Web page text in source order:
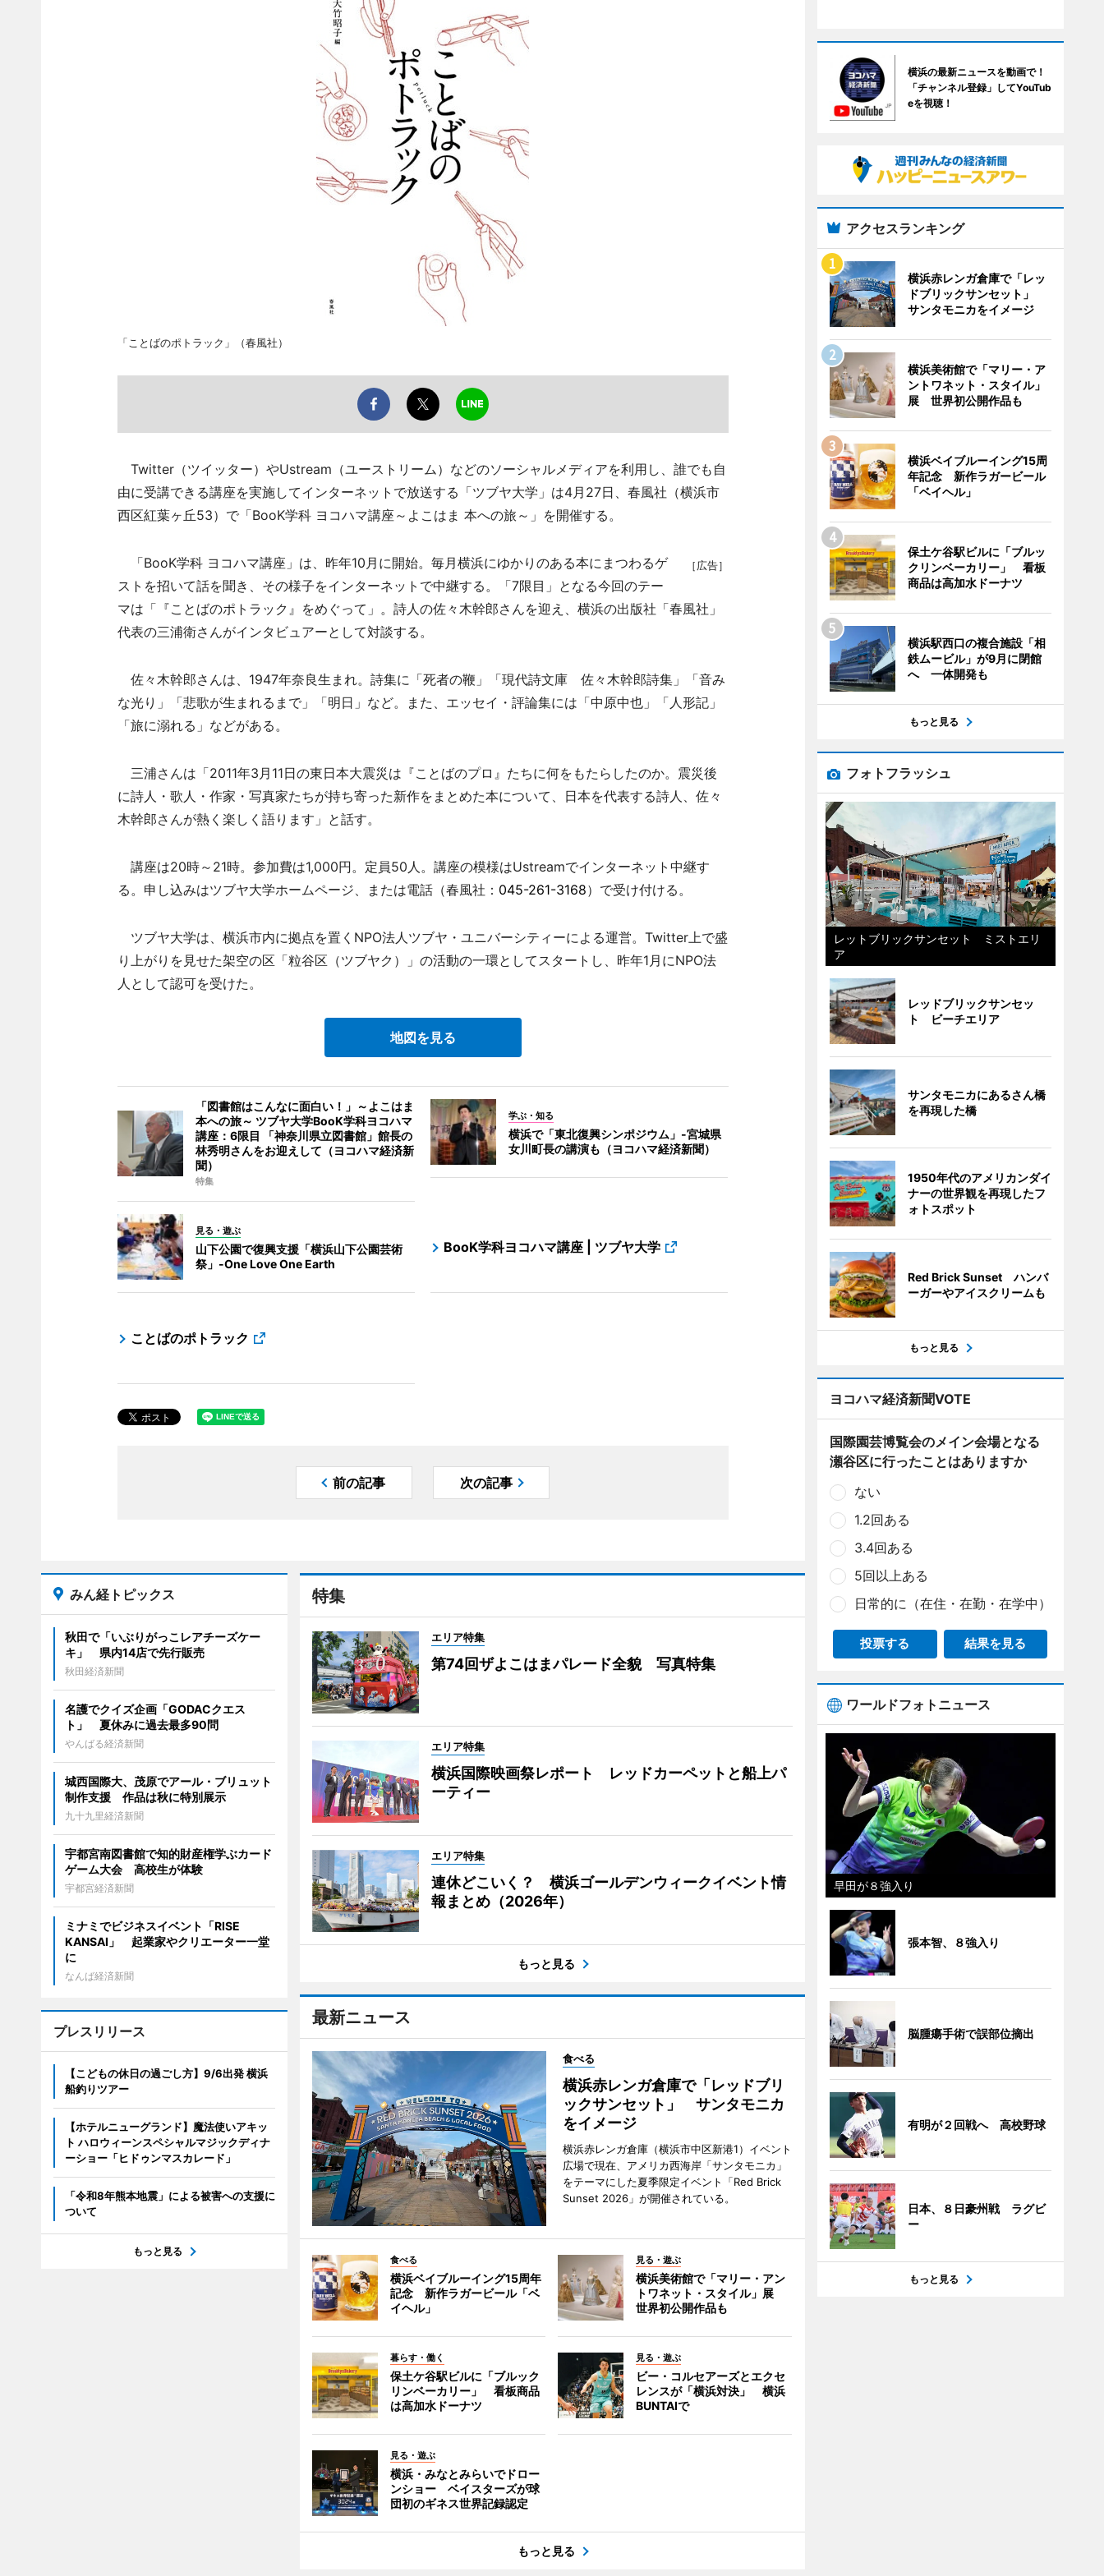
「ことばのポトラック」（春風社）
Twitter（ツイッター）やUstream（ユーストリーム）などのソーシャルメディアを利用し、誰でも自
由に受講できる講座を実施してインターネットで放送する「ツブヤ大学」は4月27日、春風社（横浜市
西区紅葉ヶ丘53）で「BooK学科 ヨコハマ講座～よこはま 本への旅～」を開催する。
［広告］
「BooK学科 ヨコハマ講座」は、昨年10月に開始。毎月横浜にゆかりのある本にまつわるゲ
ストを招いて話を聞き、その様子をインターネットで中継する。「7限目」となる今回のテー
マは「『ことばのポトラック』をめぐって」。詩人の佐々木幹郎さんを迎え、横浜の出版社「春風社」
代表の三浦衛さんがインタビュアーとして対談する。
佐々木幹郎さんは、1947年奈良生まれ。詩集に「死者の鞭」「現代詩文庫 佐々木幹郎詩集」「音み
な光り」「悲歌が生まれるまで」「明日」など。また、エッセイ・評論集には「中原中也」「人形記」
「旅に溺れる」などがある。
三浦さんは「2011年3月11日の東日本大震災は『ことばのプロ』たちに何をもたらしたのか。震災後
に詩人・歌人・作家・写真家たちが持ち寄った新作をまとめた本について、日本を代表する詩人、佐々
木幹郎さんが熱く楽しく語ります」と話す。
講座は20時～21時。参加費は1,000円。定員50人。講座の模様はUstreamでインターネット中継す
る。申し込みはツブヤ大学ホームページ、または電話（春風社： 045-261-3168）で受け付ける。
ツブヤ大学は、横浜市内に拠点を置くNPO法人ツブヤ・ユニバーシティーによる運営。Twitter上で盛
り上がりを見せた架空の区「粒谷区（ツブヤク）」の活動の一環としてスタートし、昨年1月にNPO法
人として認可を受けた。
地図を見る
「図書館はこんなに面白い！」～よこはま
本への旅～ ツブヤ大学BooK学科ヨコハマ
講座：6限目 「神奈川県立図書館」館長の
林秀明さんをお迎えして（ヨコハマ経済新
聞）
特集
学ぶ・知る
横浜で「東北復興シンポジウム」-宮城県
女川町長の講演も（ヨコハマ経済新聞）
見る・遊ぶ
山下公園で復興支援「横浜山下公園芸術
祭」-One Love One Earth
BooK学科ヨコハマ講座 | ツブヤ大学
ことばのポトラック
前の記事 次の記事
特集
エリア特集
第74回ザよこはまパレード全貌 写真特集
エリア特集
横浜国際映画祭レポート レッドカーペットと船上パ
ーティー
エリア特集
連休どこいく？ 横浜ゴールデンウィークイベント情
報まとめ（2026年）
もっと見る
最新ニュース
食べる
横浜赤レンガ倉庫で「レッドブリ
ックサンセット」 サンタモニカ
をイメージ
横浜赤レンガ倉庫（横浜市中区新港1）イベント
広場で現在、アメリカ西海岸「サンタモニカ」
をテーマにした夏季限定イベント「Red Brick
Sunset 2026」が開催されている。
食べる
横浜ベイブルーイング15周年
記念 新作ラガービール「ベ
イヘル」
見る・遊ぶ
横浜美術館で「マリー・アン
トワネット・スタイル」展
世界初公開作品も
暮らす・働く
保土ケ谷駅ビルに「ブルック
リンベーカリー」 看板商品
は高加水ドーナツ
見る・遊ぶ
ビー・コルセアーズとエクセ
レンスが「横浜対決」 横浜
BUNTAIで
見る・遊ぶ
横浜・みなとみらいでドロー
ンショー ベイスターズが球
団初のギネス世界記録認定
もっと見る
みん経トピックス
秋田で「いぶりがっこレアチーズケー
キ」 県内14店で先行販売
秋田経済新聞
名護でクイズ企画「GODACクエス
ト」 夏休みに過去最多90問
やんばる経済新聞
城西国際大、茂原でアール・ブリュット
制作支援 作品は秋に特別展示
九十九里経済新聞
宇都宮南図書館で知的財産権学ぶカード
ゲーム大会 高校生が体験
宇都宮経済新聞
ミナミでビジネスイベント「RISE
KANSAI」 起業家やクリエーター一堂
に
なんば経済新聞
プレスリリース
【こどもの休日の過ごし方】9/6出発 横浜
船釣りツアー
【ホテルニューグランド】魔法使いアキッ
ト ハロウィーンスペシャルマジックディナ
ーショー「ヒドゥンマスカレード」
「令和8年熊本地震」による被害への支援に
ついて
もっと見る
横浜の最新ニュースを動画で！
「チャンネル登録」してYouTub
eを視聴！
アクセスランキング
横浜赤レンガ倉庫で「レッ
ドブリックサンセット」
サンタモニカをイメージ
横浜美術館で「マリー・ア
ントワネット・スタイル」
展 世界初公開作品も
横浜ベイブルーイング15周
年記念 新作ラガービール
「ベイヘル」
保土ケ谷駅ビルに「ブルッ
クリンベーカリー」 看板
商品は高加水ドーナツ
横浜駅西口の複合施設「相
鉄ムービル」が9月に閉館
へ 一体開発も
もっと見る
フォトフラッシュ
レットブリックサンセット ミストエリ
ア
レッドブリックサンセッ
ト ビーチエリア
サンタモニカにあるさん橋
を再現した橋
1950年代のアメリカンダイ
ナーの世界観を再現したフ
ォトスポット
Red Brick Sunset ハンバ
ーガーやアイスクリームも
もっと見る
ヨコハマ経済新聞VOTE
国際園芸博覧会のメイン会場となる
瀬谷区に行ったことはありますか
ない
1.2回ある
3.4回ある
5回以上ある
日常的に（在住・在勤・在学中）
投票する 結果を見る
ワールドフォトニュース
早田が８強入り
張本智、８強入り
脳腫瘍手術で誤部位摘出
有明が２回戦へ 高校野球
日本、８日豪州戦 ラグビ
ー
もっと見る